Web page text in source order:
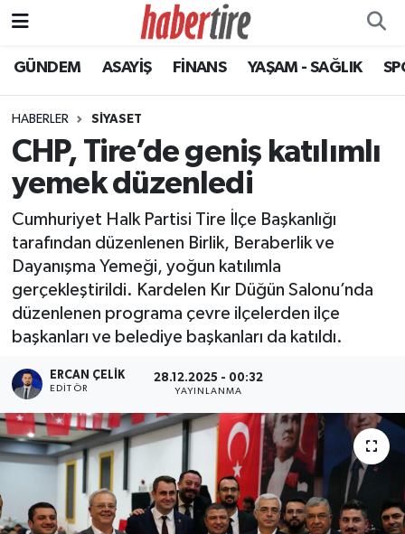
GÜNDEM ASAYİŞ FİNANS YAŞAM - SAĞLIK
HABERLER SİYASET
CHP, Tire’de geniş katılımlı
yemek düzenledi
Cumhuriyet Halk Partisi Tire İlçe Başkanlığı
tarafından düzenlenen Birlik, Beraberlik ve
Dayanışma Yemeği, yoğun katılımla
gerçekleştirildi. Kardelen Kır Düğün Salonu’nda
düzenlenen programa çevre ilçelerden ilçe
başkanları ve belediye başkanları da katıldı.
ERCAN ÇELIK
EDITÖR
28.12.2025 - 00:32
YAYINLANMA
Tire Nöbetçi Eczaneler
Tire Hava Durumu
Tire Trafik Yoğunluk Haritası
Süper Lig Puan Durumu ve Fikstür
Tüm Manşetler
Son Dakika Haberleri
Haber Arşivi